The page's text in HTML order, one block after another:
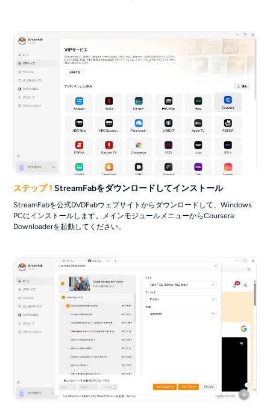
ステップ 1 StreamFabをダウンロードしてインストール
StreamFabを公式DVDFabウェブサイトからダウンロードして、Windows
PCにインストールします。メインモジュールメニューからCoursera
Downloaderを起動してください。